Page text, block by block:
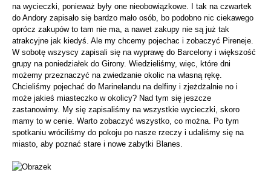
na wycieczki, ponieważ były one nieobowiązkowe. I tak na czwartek
do Andory zapisało się bardzo mało osób, bo podobno nic ciekawego
oprócz zakupów to tam nie ma, a nawet zakupy nie są już tak
atrakcyjne jak kiedyś. Ale my chcemy pojechac i zobaczyć Pireneje.
W sobotę wszyscy zapisali się na wyprawę do Barcelony i większość
grupy na poniedziałek do Girony. Wiedzieliśmy, więc, które dni
możemy przeznaczyć na zwiedzanie okolic na własną rękę.
Chcieliśmy pojechać do Marinelandu na delfiny i zjeżdżalnie no i
może jakieś miasteczko w okolicy? Nad tym się jeszcze
zastanowimy. My się zapisaliśmy na wszystkie wycieczki, skoro
mamy to w cenie. Warto zobaczyć wszystko, co można. Po tym
spotkaniu wróciliśmy do pokoju po nasze rzeczy i udaliśmy się na
miasto, aby poznać stare i nowe zabytki Blanes.